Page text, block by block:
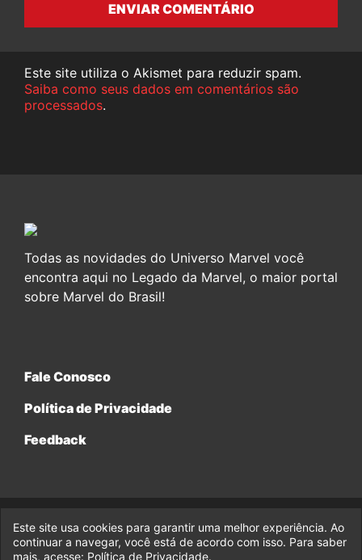
ENVIAR COMENTÁRIO
Este site utiliza o Akismet para reduzir spam.
Saiba como seus dados em comentários são
processados.
Todas as novidades do Universo Marvel você
encontra aqui no Legado da Marvel, o maior portal
sobre Marvel do Brasil!
Fale Conosco
Política de Privacidade
Feedback
© 2017-2026 Legado da Marvel, uma empresa da Legado
Enterprises.
Este site usa cookies para garantir uma melhor experiência. Ao
continuar a navegar, você está de acordo com isso. Para saber
mais, acesse: Política de Privacidade.